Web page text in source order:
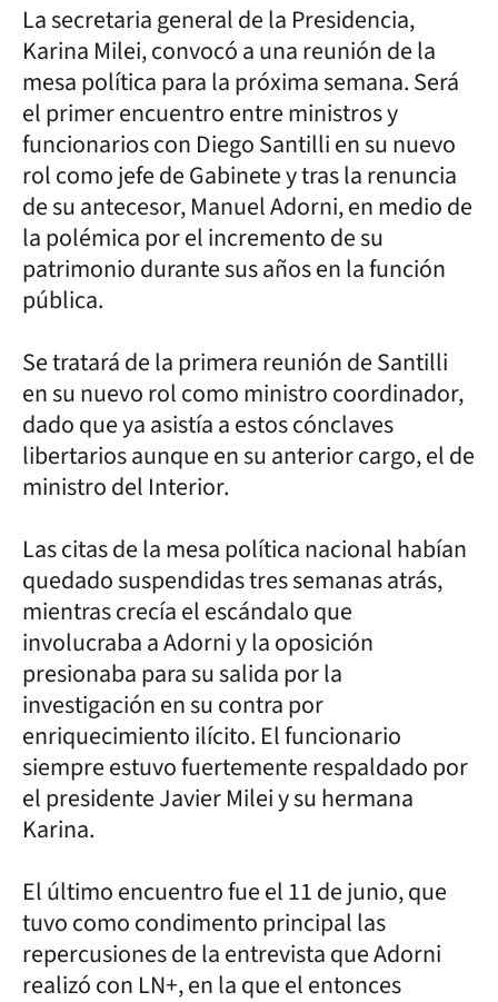
La secretaria general de la Presidencia,
Karina Milei, convocó a una reunión de la
mesa política para la próxima semana. Será
el primer encuentro entre ministros y
funcionarios con Diego Santilli en su nuevo
rol como jefe de Gabinete y tras la renuncia
de su antecesor, Manuel Adorni, en medio de
la polémica por el incremento de su
patrimonio durante sus años en la función
pública.
Se tratará de la primera reunión de Santilli
en su nuevo rol como ministro coordinador,
dado que ya asistía a estos cónclaves
libertarios aunque en su anterior cargo, el de
ministro del Interior.
Las citas de la mesa política nacional habían
quedado suspendidas tres semanas atrás,
mientras crecía el escándalo que
involucraba a Adorni y la oposición
presionaba para su salida por la
investigación en su contra por
enriquecimiento ilícito. El funcionario
siempre estuvo fuertemente respaldado por
el presidente Javier Milei y su hermana
Karina.
El último encuentro fue el 11 de junio, que
tuvo como condimento principal las
repercusiones de la entrevista que Adorni
realizó con LN+, en la que el entonces